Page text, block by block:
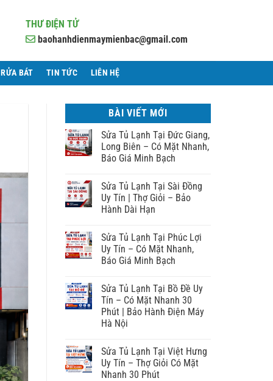
THƯ ĐIỆN TỬ
baohanhdienmaymienbac@gmail.com
BÁT TIN TỨC LIÊN HỆ
BÀI VIẾT MỚI
Sửa Tủ Lạnh Tại Đức Giang,
Long Biên – Có Mặt Nhanh,
Báo Giá Minh Bạch
Sửa Tủ Lạnh Tại Sài Đồng
Uy Tín | Thợ Giỏi – Bảo
Hành Dài Hạn
Sửa Tủ Lạnh Tại Phúc Lợi
Uy Tín – Có Mặt Nhanh,
Báo Giá Minh Bạch
Sửa Tủ Lạnh Tại Bồ Đề Uy
Tín – Có Mặt Nhanh 30
Phút | Bảo Hành Điện Máy
Hà Nội
Sửa Tủ Lạnh Tại Việt Hưng
Uy Tín – Thợ Giỏi Có Mặt
Nhanh 30 Phút